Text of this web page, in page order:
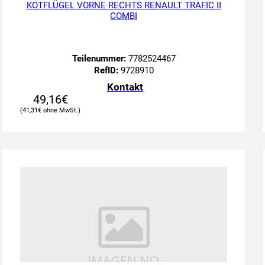
KOTFLÜGEL VORNE RECHTS RENAULT TRAFIC II
COMBI
Teilenummer:7782524467
RefID:9728910
Kontakt
49,16€
41,31€